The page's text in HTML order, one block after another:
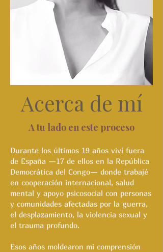
Acerca de mí
A tu lado en este proceso
Durante los últimos 19 años viví fuera
de España —17 de ellos en la República
Democrática del Congo— donde trabajé
en cooperación internacional, salud
mental y apoyo psicosocial con personas
y comunidades afectadas por la guerra,
el desplazamiento, la violencia sexual y
el trauma profundo.
Esos años moldearon mi comprensión